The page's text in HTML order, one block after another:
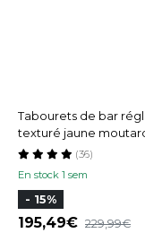
Tabourets de bar
texturé jaune
En stock 1 sem
(36)
- 15%
195,49 229,99